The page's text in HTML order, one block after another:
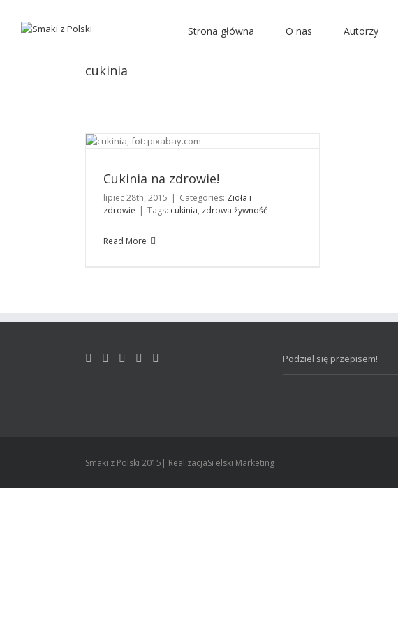
Strona główna O nas Autorzy
cukinia
Cukinia na zdrowie!
Cukinia na zdrowie!
lipiec 28th, 2015 | Categories: Zioła i
zdrowie | Tags: cukinia, zdrowa żywność
Read More
Podziel się przepisem!
Smaki z Polski 2015| RealizacjaSi elski Marketing